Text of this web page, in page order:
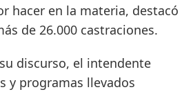
hacer en la materia, destacó
de 26.000 castraciones.
discurso, el intendente
y programas llevados